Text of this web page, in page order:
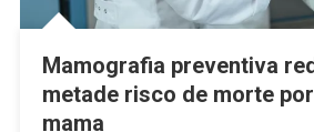
Mamografia preventiva
metade risco de morte
mama